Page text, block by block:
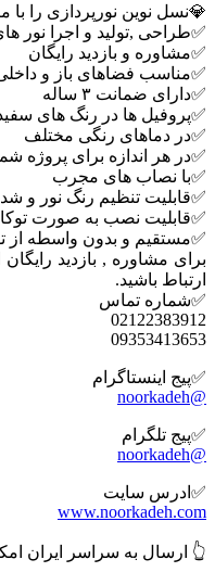
💎️نسل نوین نورپردازی را با
✅طراحی ,تولید و اجرا نور
✅مشاوره و بازدید رایگان
✅مناسب فضاهای باز و
✅دارای ضمانت ۳ ساله
✅پروفیل ها در رنگ های
✅در دماهای رنگی مختلف
✅در هر اندازه برای پروژه
✅با نصاب های مجرب
✅قابلیت تنظیم رنگ نور
✅قابلیت نصب به صورت توکار
✅مستقیم و بدون واسطه از
برای مشاوره , بازدید رایگان
ارتباط باشید.
✅شماره تماس
02122383912
09353413653
✅پیج اینستاگرام
@noorkadeh
✅پیج تلگرام
@noorkadeh
✅ادرس سایت
www.noorkadeh.com
👆 ارسال به سراسر ایران